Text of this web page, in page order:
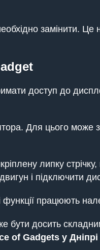
замінити. Це
доступ до
Для цього може
липку
і підключити
функції працюють
бути досить
of Gadgets у Дніпрі